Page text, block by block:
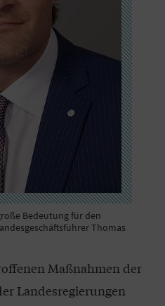
Bedeutung für den
Thomas
Maßnahmen der
Landesregierungen